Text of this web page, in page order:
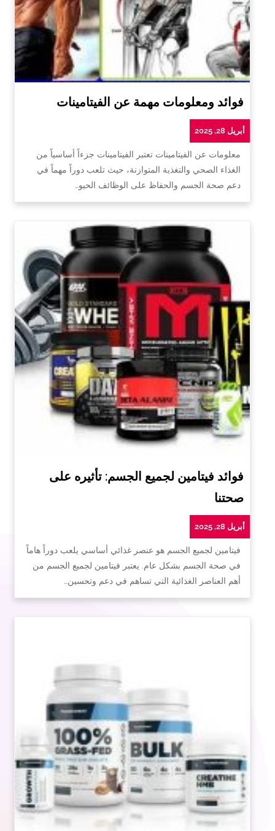
فوائد ومعلومات مهمة عن الفيتامينات
أبريل 28, 2025
معلومات عن الفيتامينات تعتبر الفيتامينات جزءاً أساسياً من
الغذاء الصحي والتغذية المتوازنة، حيث تلعب دوراً مهماً في
دعم صحة الجسم والحفاظ على الوظائف الحيو…
فوائد فيتامين لجميع الجسم: تأثيره على
صحتنا
أبريل 28, 2025
فيتامين لجميع الجسم هو عنصر غذائي أساسي يلعب دوراً هاماً
في صحة الجسم بشكل عام. يعتبر فيتامين لجميع الجسم من
أهم العناصر الغذائية التي تساهم في دعم وتحسين…